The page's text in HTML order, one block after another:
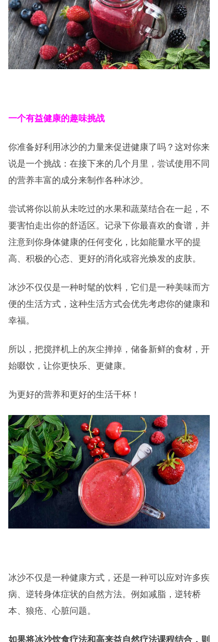
一个有益健康的趣味挑战
你准备好利用冰沙的力量来促进健康了吗？这对你来
说是一个挑战：在接下来的几个月里，尝试使用不同
的营养丰富的成分来制作各种冰沙。
尝试将你以前从未吃过的水果和蔬菜结合在一起，不
要害怕走出你的舒适区。记录下你最喜欢的食谱，并
注意到你身体健康的任何变化，比如能量水平的提
高、积极的心态、更好的消化或容光焕发的皮肤。
冰沙不仅仅是一种时髦的饮料，它们是一种美味而方
便的生活方式，这种生活方式会优先考虑你的健康和
幸福。
所以，把搅拌机上的灰尘掸掉，储备新鲜的食材，开
始啜饮，让你更快乐、更健康。
为更好的营养和更好的生活干杯！
冰沙不仅是一种健康方式，还是一种可以应对许多疾
病、逆转身体症状的自然方法。例如减脂，逆转桥
本、狼疮、心脏问题。
如果将冰沙饮食疗法和高来益自然疗法课程结合，则